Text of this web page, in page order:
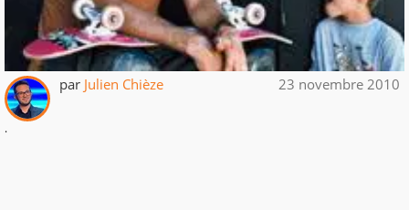
par Julien Chièze 23 novembre 2010
.